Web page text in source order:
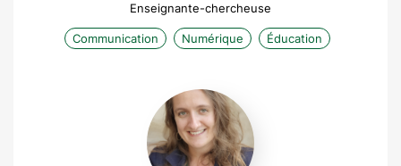
Enseignante-chercheuse
Communication Numérique Éducation
Mathilde
Bras